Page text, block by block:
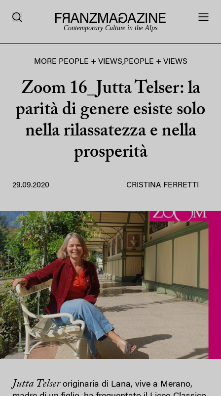
Contemporary Culture in the Alps
MORE PEOPLE + VIEWS,PEOPLE + VIEWS
Zoom 16_Jutta Telser: la
parità di genere esiste solo
nella rilassatezza e nella
prosperità
29.09.2020 CRISTINA FERRETTI
Jutta Telseroriginaria di Lana, vive a Merano,